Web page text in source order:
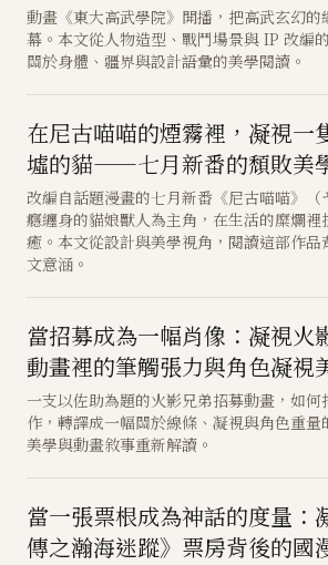
動畫《東大高武學院》開播，把高武玄幻的
幕。本文從人物造型、戰鬥場景與 IP 改編
關於身體、疆界與設計語彙的美學閱讀。
在尼古喵喵的煙霧裡，凝視一
墟的貓——七月新番的頹敗美
改編自話題漫畫的七月新番《尼古喵喵》
癮纏身的貓娘獸人為主角，在生活的糜爛
癒。本文從設計與美學視角，閱讀這部作品
文意涵。
當招募成為一幅肖像：凝視火
動畫裡的筆觸張力與角色凝視
一支以佐助為題的火影兄弟招募動畫，如何
作，轉譯成一幅關於線條、凝視與角色重量
美學與動畫敘事重新解讀。
當一張票根成為神話的度量：
傳之瀚海迷蹤》票房背後的國